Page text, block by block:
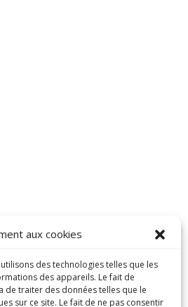
aux cookies
des technologies telles que les
des appareils. Le fait de
de traiter des données telles que le
sur ce site. Le fait de ne pas consentir